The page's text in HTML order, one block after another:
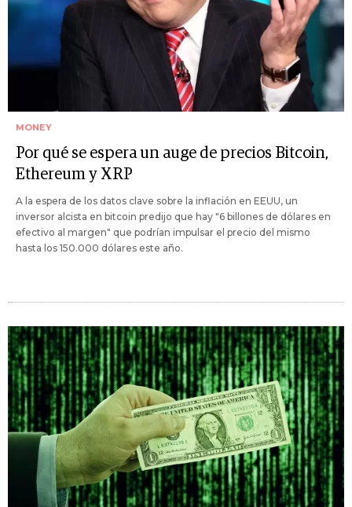
MONEY
Por qué se espera un auge de precios Bitcoin,
Ethereum y XRP
A la espera de los datos clave sobre la inflación en EEUU, un
inversor alcista en bitcoin predijo que hay "6 billones de dólares en
efectivo al margen" que podrían impulsar el precio del mismo
hasta los 150.000 dólares este año.